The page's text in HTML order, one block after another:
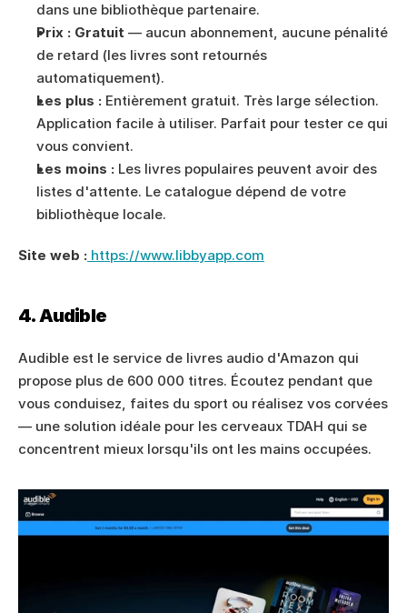
dans une bibliothèque partenaire.
Prix : Gratuit — aucun abonnement, aucune pénalité
de retard (les livres sont retournés
automatiquement).
Les plus : Entièrement gratuit. Très large sélection.
Application facile à utiliser. Parfait pour tester ce qui
vous convient.
Les moins : Les livres populaires peuvent avoir des
listes d'attente. Le catalogue dépend de votre
bibliothèque locale.
Site web : https://www.libbyapp.com
4. Audible
Audible est le service de livres audio d'Amazon qui
propose plus de 600 000 titres. Écoutez pendant que
vous conduisez, faites du sport ou réalisez vos corvées
— une solution idéale pour les cerveaux TDAH qui se
concentrent mieux lorsqu'ils ont les mains occupées.